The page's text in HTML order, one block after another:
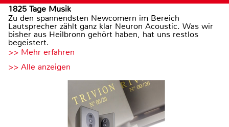
1825 Tage Musik
Zu den spannendsten Newcomern im Bereich
Lautsprecher zählt ganz klar Neuron Acoustic. Was wir
bisher aus Heilbronn gehört haben, hat uns restlos
begeistert.
>> Mehr erfahren
>> Alle anzeigen